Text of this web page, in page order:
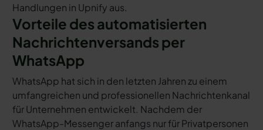
Handlungen in Upnify aus.
Vorteile des automatisierten
Nachrichtenversands per
WhatsApp
WhatsApp hat sich in den letzten Jahren zu einem
umfangreichen und professionellen Nachrichtenkanal
für Unternehmen entwickelt. Nachdem der
WhatsApp-Messenger anfangs nur für Privatpersonen